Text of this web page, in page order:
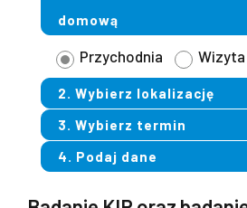
domową
Przychodnia
2. Wybierz lokalizację
3. Wybierz termin
4. Podaj dane